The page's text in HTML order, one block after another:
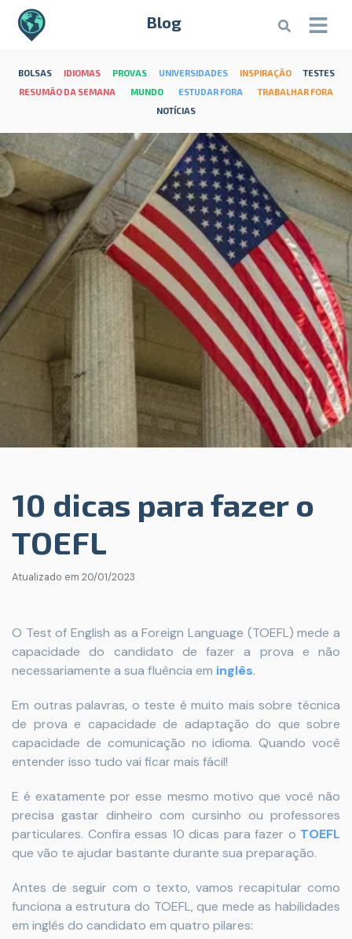
Blog
BOLSAS IDIOMAS PROVAS UNIVERSIDADES INSPIRAÇÃO
TESTES
RESUMÃO DA SEMANA
MUNDO ESTUDAR FORA
TRABALHAR FORA
NOTÍCIAS
10 dicas para fazer o
TOEFL
Atualizado em 20/01/2023
O Test of English as a Foreign Language (TOEFL) mede a
capacidade do candidato de fazer a prova e não
necessariamente a sua fluência em inglês.
Em outras palavras, o teste é muito mais sobre técnica
de prova e capacidade de adaptação do que sobre
capacidade de comunicação no idioma. Quando você
entender isso tudo vai ficar mais fácil!
E é exatamente por esse mesmo motivo que você não
precisa gastar dinheiro com cursinho ou professores
particulares. Confira essas 10 dicas para fazer o TOEFL
que vão te ajudar bastante durante sua preparação.
Antes de seguir com o texto, vamos recapitular como
funciona a estrutura do TOEFL, que mede as habilidades
em inglês do candidato em quatro pilares: